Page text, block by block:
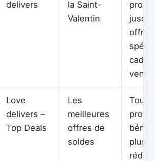
delivers
la Saint-
Valentin
offres
Love
delivers –
Top Deals
Les
meilleures
offres de
soldes
Tous
plus